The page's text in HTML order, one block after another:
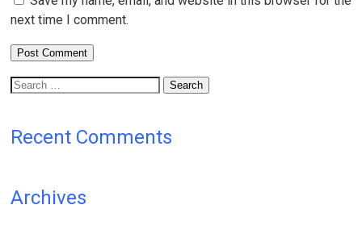
next time I comment.
Search
Recent Comments
Archives